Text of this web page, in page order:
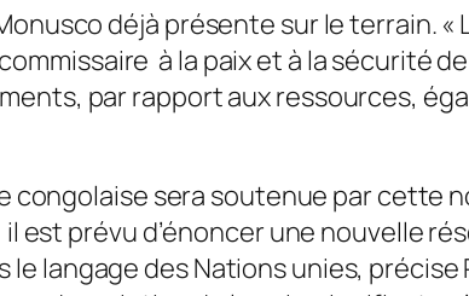
déjà présente sur le terrain. «
à la paix et à la sécurité
par rapport aux ressources,
congolaise sera soutenue par cette
est prévu d’énoncer une nouvelle
le langage des Nations unies, précise